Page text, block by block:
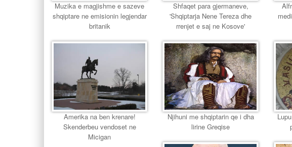
Muzika e magjishme e sazeve
shqiptare ne emisionin legjendar
britanik
Shfaqet para gjermaneve,
'Shqiptarja Nene Tereza dhe
rrenjet e saj ne Kosove'
Amerika na ben krenare!
Skenderbeu vendoset ne
Micigan
Njihuni me shqiptarin qe i dha
lirine Greqise